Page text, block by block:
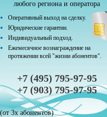
любого региона и оператора
Оперативный выход на сделку.
Юридические гарантии.
Индивидуальный подход.
Ежемесячное вознаграждение на
протяжении всей "жизни абонентов".
+7 (495) 795-97-95
+7 (903) 795-97-95
(от 3х абонентов)